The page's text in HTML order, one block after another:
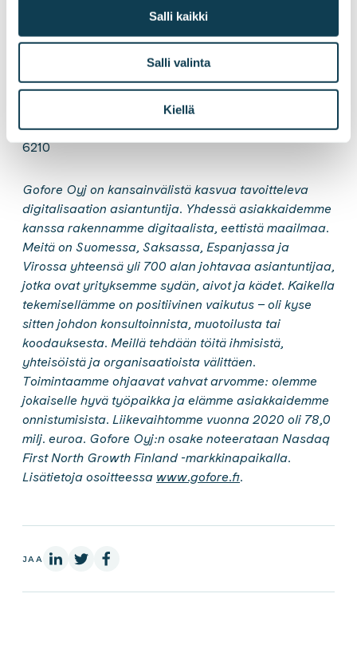
Salli kaikki
Salli valinta
Kiellä
Mikael Nylund, toimitusjohtaja, Gofore Oyj
mikael.nylund@gofore.com
Hyväksytty neuvonantaja: Evli Pankki Oyj, p. 040 579
6210
Gofore Oyj on kansainvälistä kasvua tavoitteleva
digitalisaation asiantuntija. Yhdessä asiakkaidemme
kanssa rakennamme digitaalista, eettistä maailmaa.
Meitä on Suomessa, Saksassa, Espanjassa ja
Virossa yhteensä yli 700 alan johtavaa asiantuntijaa,
jotka ovat yrityksemme sydän, aivot ja kädet. Kaikella
tekemisellämme on positiivinen vaikutus – oli kyse
sitten johdon konsultoinnista, muotoilusta tai
koodauksesta. Meillä tehdään töitä ihmisistä,
yhteisöistä ja organisaatioista välittäen.
Toimintaamme ohjaavat vahvat arvomme: olemme
jokaiselle hyvä työpaikka ja elämme asiakkaidemme
onnistumisista. Liikevaihtomme vuonna 2020 oli 78,0
milj. euroa. Gofore Oyj:n osake noteerataan Nasdaq
First North Growth Finland -markkinapaikalla.
Lisätietoja osoitteessa www.gofore.fi.
JAA LinkedInissä
X:ssäFacebookissa